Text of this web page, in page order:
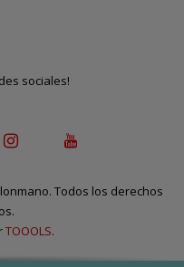
sociales!
Todos los derechos
TOOOLS.